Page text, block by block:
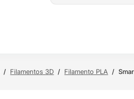
/ Filamentos 3D / Filamento PLA /